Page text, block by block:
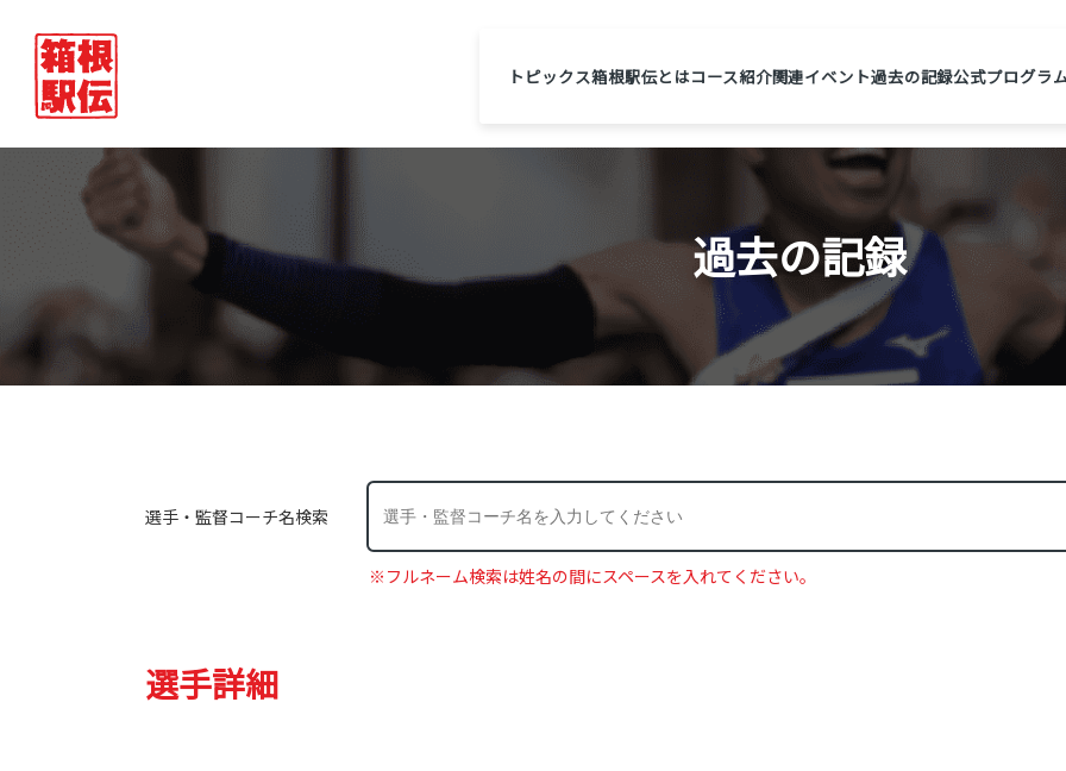
トピックス箱根駅伝とはコース紹介関連イベント過去の記録公式プログラ
過去の記録
選手・監督コーチ名検索
※フルネーム検索は姓名の間にスペースを入れてください。
選手詳細